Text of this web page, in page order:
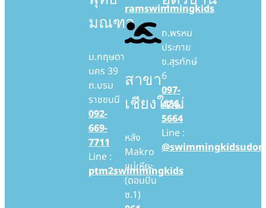
มณฑล
ม.กฤษดา
นคร 39
ถ.บรม
ราชชนนี
092-
669-
7711
Line :
ptm2swimmingkids
ramswimmingkids
สาขา
เชียงใหม่
หลัง
Makro
แม่เหียะ
(ดอนปิน
ซ.1)
ถ.พรหม
ประกาย
ซ.สุรทักษ์
6
097-
424-
5664
Line :
@swimmingkidsudon